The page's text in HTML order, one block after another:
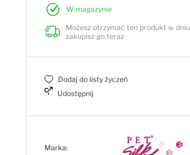
W magazynie
Możesz otrzymać ten produkt w dniu
zakupisz go teraz
Dodaj do listy życzeń
Udostępnij
Marka: